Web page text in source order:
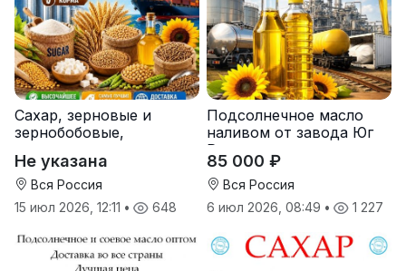
Сахар, зерновые и
зернобобовые,
корма
Не указана
Вся Россия
15 июл 2026, 12:11 • 648
Подсолнечное масло
наливом от завода Юг
Руси
85 000 ₽
Вся Россия
6 июл 2026, 08:49 • 1 227